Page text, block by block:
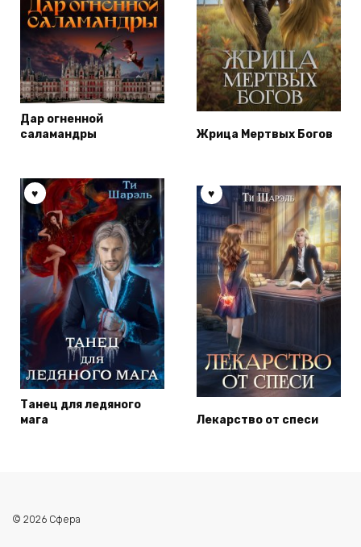
Дар огненной
саламандры
Жрица Мертвых Богов
Танец для ледяного
мага
Лекарство от спеси
© 2026 Сфера